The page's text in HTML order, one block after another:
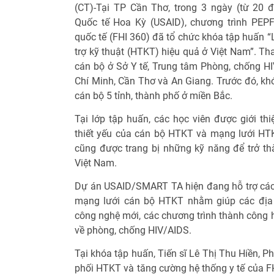
(CT)-Tại TP Cần Thơ, trong 3 ngày (từ 20
Quốc tế Hoa Kỳ (USAID), chương trình
quốc tế (FHI 360) đã tổ chức khóa tập huấn
trợ kỹ thuật (HTKT) hiệu quả ở Việt Nam”.
cán bộ ở Sở Y tế, Trung tâm Phòng, chống
Chí Minh, Cần Thơ và An Giang. Trước đó,
cán bộ 5 tỉnh, thành phố ở miền Bắc.
Tại lớp tập huấn, các học viên được giới
thiết yếu của cán bộ HTKT và mạng lưới
cũng được trang bị những kỹ năng để trở
Việt Nam.
Dự án USAID/SMART TA hiện đang hỗ trợ
mạng lưới cán bộ HTKT nhằm giúp các
công nghệ mới, các chương trình thành công
về phòng, chống HIV/AIDS.
Tại khóa tập huấn, Tiến sĩ Lê Thị Thu Hiền,
phối HTKT và tăng cường hệ thống y tế của